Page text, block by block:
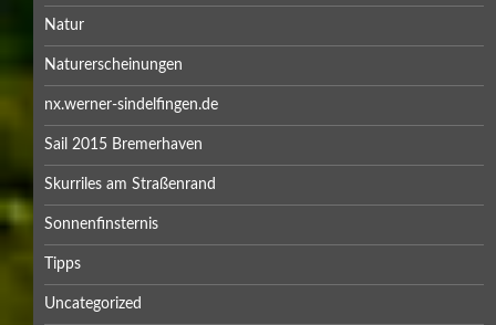
Natur
Naturerscheinungen
nx.werner-sindelfingen.de
Sail 2015 Bremerhaven
Skurriles am Straßenrand
Sonnenfinsternis
Tipps
Uncategorized